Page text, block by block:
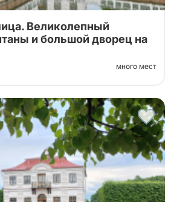
на метеоре туда и обратно!
экскурсоводом, Большой
Гроты Большого...
Великолепный
и большой дворец на
много мест